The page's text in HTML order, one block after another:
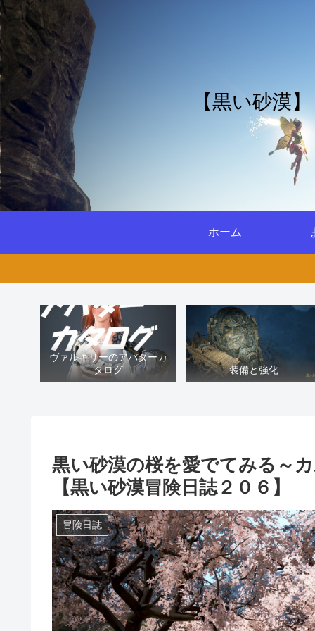
【黒い砂漠
ホーム
ヴァルキリーのアバターカ
タログ
装備と強化
黒い砂漠の桜を愛でてみる～
【黒い砂漠冒険日誌２０６】
冒険日誌